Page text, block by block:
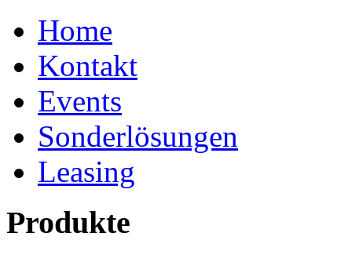
Home
Kontakt
Events
Sonderlösungen
Leasing
Produkte